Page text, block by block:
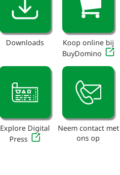
Downloads
Koop online bij
BuyDomino
Explore Digital
Press
Neem contact met
ons op